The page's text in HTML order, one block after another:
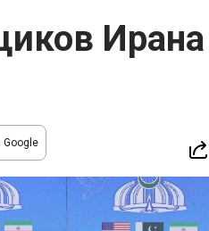
Ирана
Google